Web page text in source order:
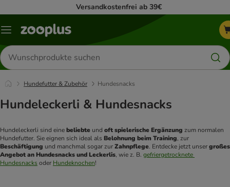
Versandkostenfrei ab 39€
Menü
Produkte
suchen
Hundefutter & Zubehör Hundesnacks
Hundeleckerli & Hundesnacks
Hundeleckerli sind eine beliebte und oft spielerische Ergänzung zum normalen
Hundefutter. Sie eignen sich ideal als Belohnung beim Training
Beschäftigung und manchmal sogar zur Zahnpflege. Entdecke jetzt unser großes
Angebot an Hundesnacks und Leckerlis, wie z. B. gefriergetrocknete
Hundesnacks oder Hundeknochen